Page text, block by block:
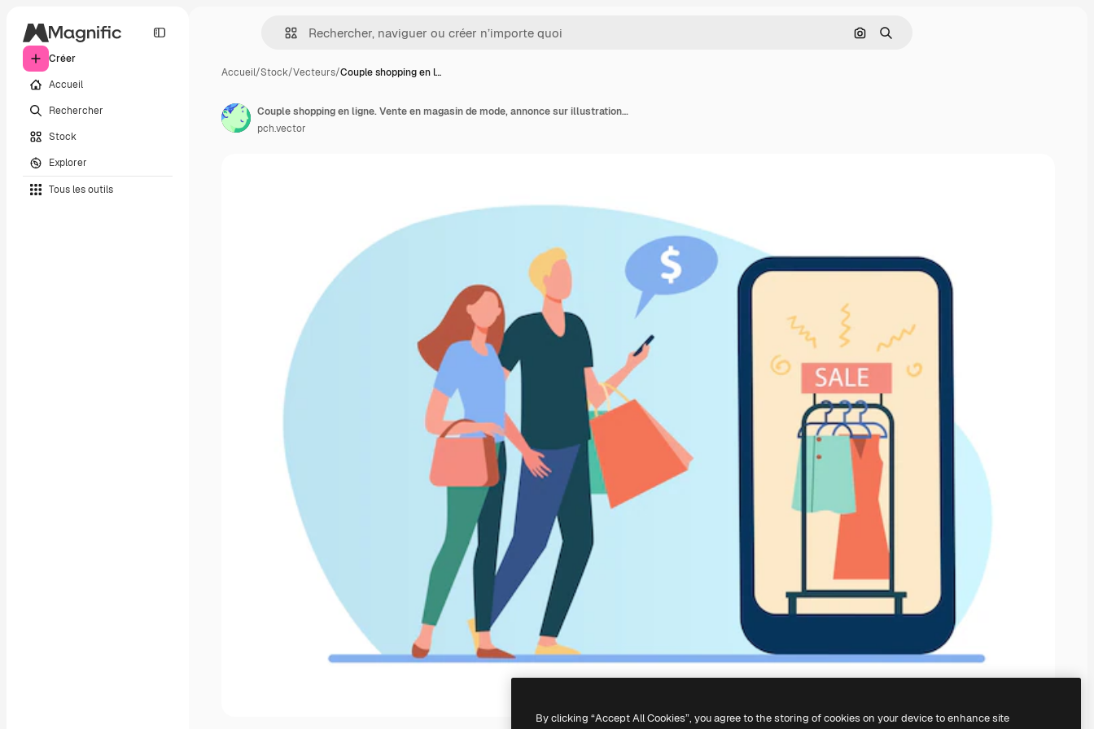
Créer
Accueil
Rechercher
Stock
Explorer
Tous les outils
Rechercher par image
Rechercher
Accueil/Stock/Vecteurs/Couple shopping en l…
Couple shopping en ligne. Vente en magasin de mode, annonce sur illustration plat écran de téléphone portable.
pch.vector
By clicking “Accept All Cookies”, you agree to the storing of cookies on your device to enhance site